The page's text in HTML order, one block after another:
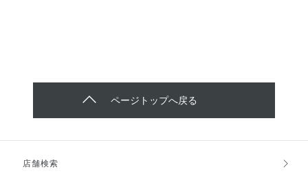
ページトップへ戻る
店舗検索